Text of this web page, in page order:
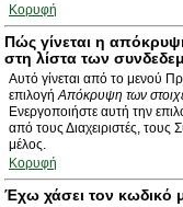
Κορυφή
Πώς γίνεται η
στη λίστα των
Αυτό γίνεται από το μενού
επιλογήΑπόκρυψη των
Ενεργοποιήστε αυτή την
από τους Διαχειριστές, τους
μέλος.
Κορυφή
Έχω χάσει τον κωδικό